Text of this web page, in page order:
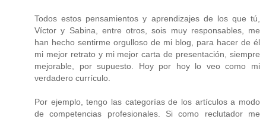
Todos estos pensamientos y aprendizajes de los que tú,
Víctor y Sabina, entre otros, sois muy responsables, me
han hecho sentirme orgulloso de mi blog, para hacer de él
mi mejor retrato y mi mejor carta de presentación, siempre
mejorable, por supuesto. Hoy por hoy lo veo como mi
verdadero currículo.
Por ejemplo, tengo las categorías de los artículos a modo
de competencias profesionales. Si como reclutador me